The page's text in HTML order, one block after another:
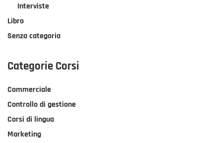
Interviste
Libro
Senza categoria
Categorie Corsi
Commerciale
Controllo di gestione
Corsi di lingua
Marketing